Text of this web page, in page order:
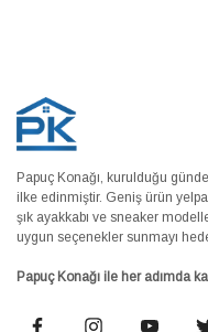
Papuç Konağı, kurulduğu
ilke edinmiştir. Geniş ürün
şık ayakkabı ve sneaker
uygun seçenekler sunmayı
Papuç Konağı ile her adımda